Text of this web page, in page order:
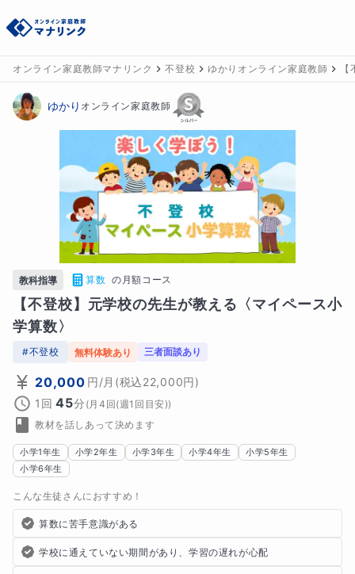
オンライン家庭教師マナリンク 不登校 ゆかりオンライン家庭教師
ゆかり オンライン家庭教師
教科指導 算数 の 月額コース
【不登校】元学校の先生が教える〈マイペース小
学算数〉
#不登校 無料体験あり 三者面談あり
20,000 円/月 (税込22,000円)
1回 45分 (月4回(週1回目安))
教材を話しあって決めます
小学1年生 小学2年生 小学3年生 小学4年生
小学5年生
小学6年生
こんな生徒さんにおすすめ！
算数に苦手意識がある
学校に通えていない期間があり、学習の遅れが心配